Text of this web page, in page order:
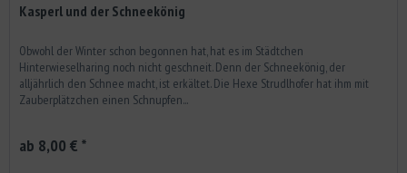
Kasperl und der Schneekönig
Obwohl der Winter schon begonnen hat, hat es im Städtchen
Hinterwieselharing noch nicht geschneit. Denn der Schneekönig, der
alljährlich den Schnee macht, ist erkältet. Die Hexe Strudlhofer hat ihm mit
Zauberplätzchen einen Schnupfen...
ab 8,00 € *